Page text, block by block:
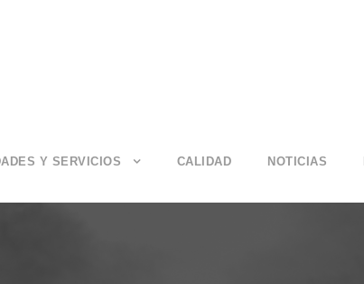
Y SERVICIOS CALIDAD NOTICIAS